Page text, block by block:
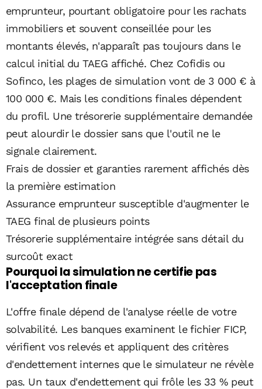
emprunteur, pourtant obligatoire pour les rachats
immobiliers et souvent conseillée pour les
montants élevés, n'apparaît pas toujours dans le
calcul initial du TAEG affiché. Chez Cofidis ou
Sofinco, les plages de simulation vont de 3 000 € à
100 000 €. Mais les conditions finales dépendent
du profil. Une trésorerie supplémentaire demandée
peut alourdir le dossier sans que l'outil ne le
signale clairement.
Frais de dossier et garanties rarement affichés dès
la première estimation
Assurance emprunteur susceptible d'augmenter le
TAEG final de plusieurs points
Trésorerie supplémentaire intégrée sans détail du
surcoût exact
Pourquoi la simulation ne certifie pas
l'acceptation finale
L'offre finale dépend de l'analyse réelle de votre
solvabilité. Les banques examinent le fichier FICP,
vérifient vos relevés et appliquent des critères
d'endettement internes que le simulateur ne révèle
pas. Un taux d'endettement qui frôle les 33 % peut